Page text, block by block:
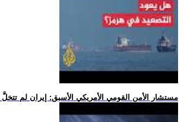
.. مستشار الأمن القومي الأمريكي الأسبق: إيران لم